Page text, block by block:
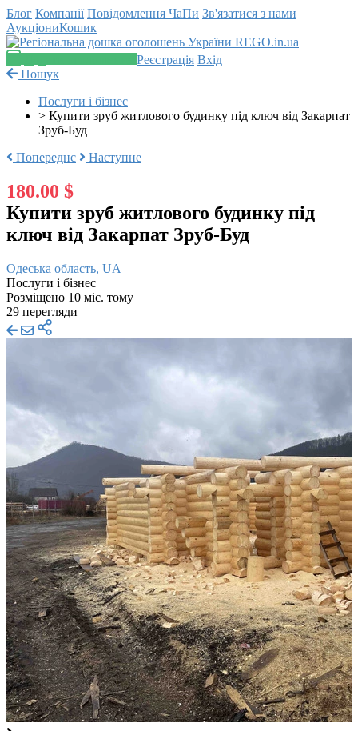
Блог Компанії Повідомлення ЧаПи Зв'язатися з нами
АукціониКошик
Реєстрація Вхід
Пошук
Послуги і бізнес
> Купити зруб житлового будинку під ключ від Закарпат
Зруб-Буд
Попереднє
Наступне
180.00 $
Купити зруб житлового будинку під
ключ від Закарпат Зруб-Буд
Одеська область, UA
Послуги і бізнес
Розміщено 10 міс. тому
29 перегляди